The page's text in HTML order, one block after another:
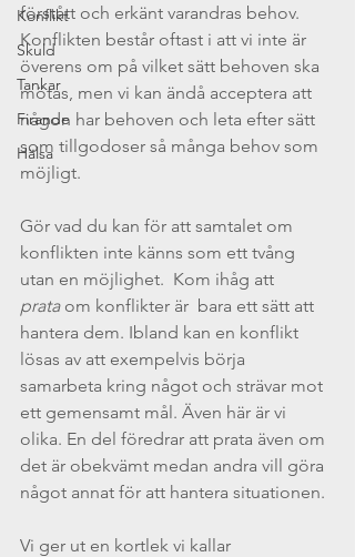
Konflikt
Skuld
Tankar
Firande
Hälsa
förstått och erkänt varandras behov.
Konflikten består oftast i att vi inte är
överens om på vilket sätt behoven ska
mötas, men vi kan ändå acceptera att
någon har behoven och leta efter sätt
som tillgodoser så många behov som
möjligt.
Gör vad du kan för att samtalet om
konflikten inte känns som ett tvång
utan en möjlighet.  Kom ihåg att
prata om konflikter är  bara ett sätt att
hantera dem. Ibland kan en konflikt
lösas av att exempelvis börja
samarbeta kring något och strävar mot
ett gemensamt mål. Även här är vi
olika. En del föredrar att prata även om
det är obekvämt medan andra vill göra
något annat för att hantera situationen.
Vi ger ut en kortlek vi kallar